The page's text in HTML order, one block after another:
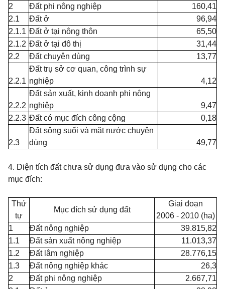
2
Đất phi nông nghiệp
160,41
2.1
Đất ở
96,94
2.1.1 Đất ở tại nông thôn
65,50
2.1.2 Đất ở tại đô thị
31,44
2.2
Đất chuyên dùng 13,77
2.2.1
Đất trụ sở cơ quan, công trình sự
nghiệp
4,12
2.2.2
Đất sản xuất, kinh doanh phi nông
nghiệp
9,47
2.2.3 Đất có mục đích công cộng 0,18
2.3
Đất sông suối và mặt nước chuyên
dùng
49,77
4. Diện tích đất chưa sử dụng đưa vào sử dụng cho các
mục đích:
Thứ
tự
Mục đích sử dụng đất
Giai đoạn
2006 - 2010 (ha)
1
Đất nông nghiệp
39.815,82
1.1
Đất sản xuất nông nghiệp
11.013,37
1.2
Đất lâm nghiệp
28.776,15
1.3
Đất nông nghiệp khác
26,3
2
Đất phi nông nghiệp
2.667,71